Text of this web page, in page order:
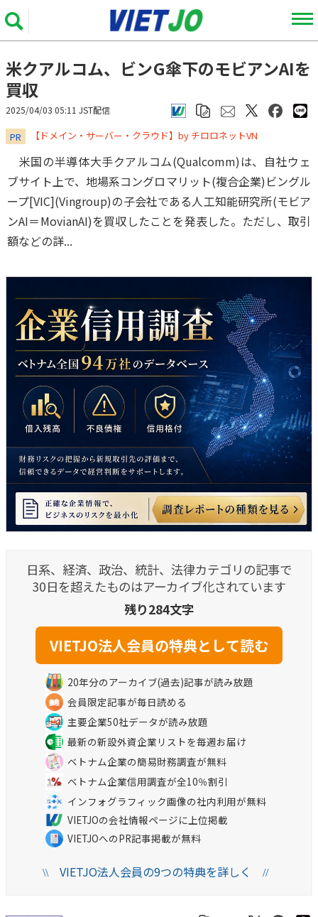
米クアルコム、ビンG傘下のモビアンAIを
買収
2025/04/03 05:11 JST配信
PR ​​​​​​​【ドメイン・サーバー・クラウド】by チロロネットVN
米国の半導体大手クアルコム(Qualcomm)は、自社ウェ
ブサイト上で、地場系コングロマリット(複合企業)ビングル
ープ[VIC](Vingroup)の子会社である人工知能研究所(モビア
ンAI＝MovianAI)を買収したことを発表した。ただし、取引
額などの詳...
日系、経済、政治、統計、法律カテゴリの記事で
30日を超えたものはアーカイブ化されています
残り284文字
20年分のアーカイブ(過去)記事が読み放題
会員限定記事が毎日読める
主要企業50社データが読み放題
最新の新設外資企業リストを毎週お届け
ベトナム企業の簡易財務調査が無料
ベトナム企業信用調査が全10％割引
インフォグラフィック画像の社内利用が無料
VIETJOの会社情報ページに上位掲載
VIETJOへのPR記事掲載が無料
\\VIETJO法人会員の9つの特典を詳しく //